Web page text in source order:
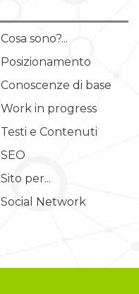
Cosa sono?...
Posizionamento
Conoscenze di base
Work in progress
Testi e Contenuti
SEO
Sito per...
Social Network